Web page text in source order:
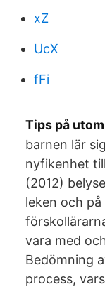
xZ
UcX
fFi
Tips på
barnen lär
nyfikenhet
(2012)
leken och
vara med
Bedömning
process,